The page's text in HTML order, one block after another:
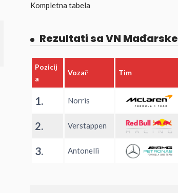
Kompletna tabela
Rezultati sa VN Mađarske
Pozicij
a
Vozač Tim
1. Norris
2. Verstappen
3. Antonelli